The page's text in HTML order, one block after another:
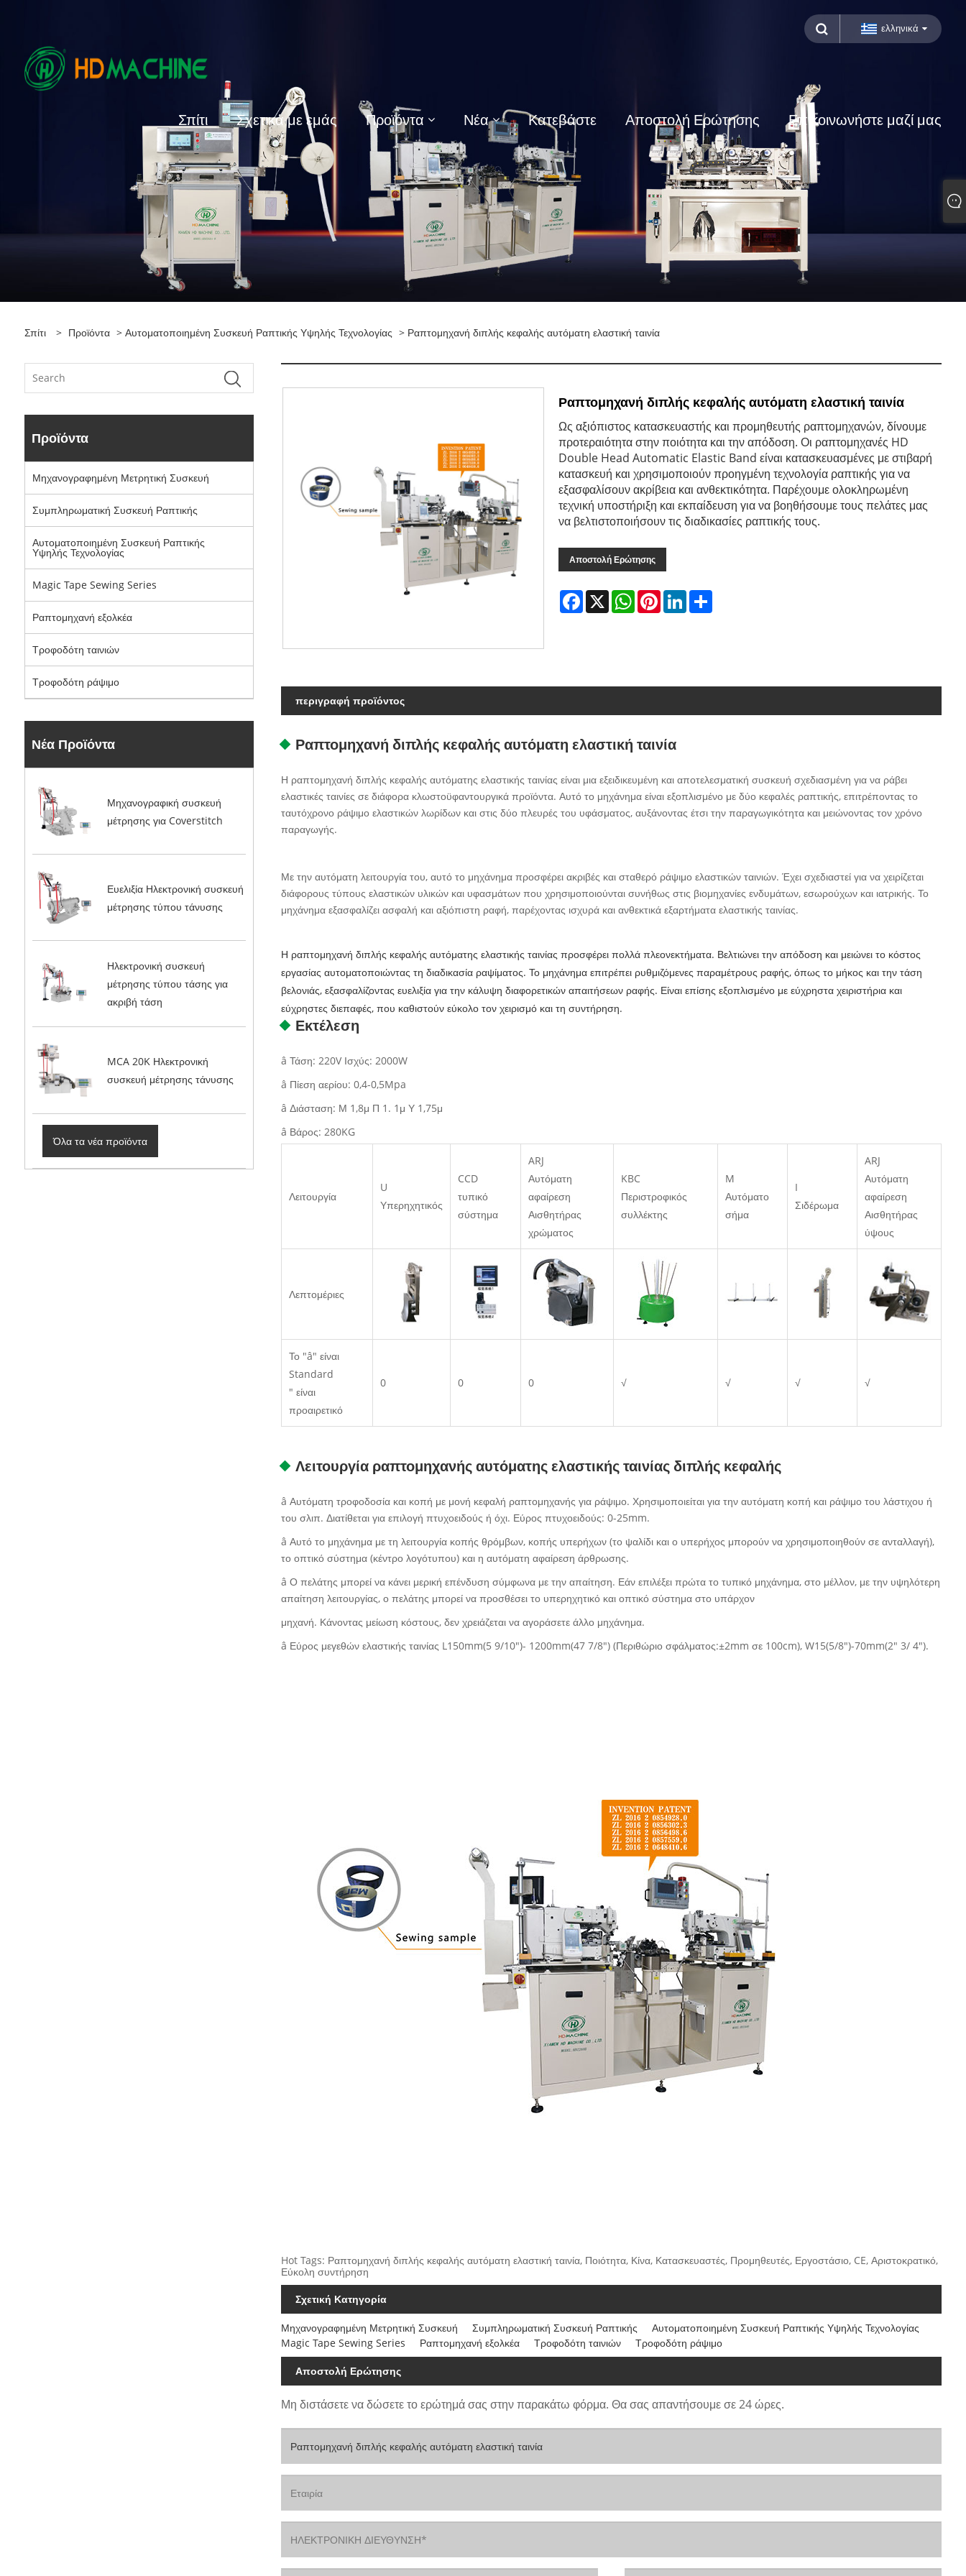
ελληνικά
Σπίτι Σχετικά με εμάς Προϊόντα Νέα Κατεβάστε Αποστολή Ερώτησης Επικοινωνήστε μαζί μας
Σπίτι > Προϊόντα > Αυτοματοποιημένη Συσκευή Ραπτικής Υψηλής Τεχνολογίας > Ραπτομηχανή διπλής κεφαλής αυτόματη ελαστική ταινία
Προϊόντα
Μηχανογραφημένη Μετρητική Συσκευή
Συμπληρωματική Συσκευή Ραπτικής
Αυτοματοποιημένη Συσκευή Ραπτικής
Υψηλής Τεχνολογίας
Magic Tape Sewing Series
Ραπτομηχανή εξολκέα
Τροφοδότη ταινιών
Τροφοδότη ράψιμο
Νέα Προϊόντα
Μηχανογραφική συσκευή
μέτρησης για Coverstitch
Ευελιξία Ηλεκτρονική συσκευή
μέτρησης τύπου τάνυσης
Ηλεκτρονική συσκευή
μέτρησης τύπου τάσης για
ακριβή τάση
MCA 20K Ηλεκτρονική
συσκευή μέτρησης τάνυσης
Όλα τα νέα προϊόντα
Ραπτομηχανή διπλής κεφαλής αυτόματη ελαστική ταινία
Ως αξιόπιστος κατασκευαστής και προμηθευτής ραπτομηχανών, δίνουμε
προτεραιότητα στην ποιότητα και την απόδοση. Οι ραπτομηχανές HD
Double Head Automatic Elastic Band είναι κατασκευασμένες με στιβαρή
κατασκευή και χρησιμοποιούν προηγμένη τεχνολογία ραπτικής για να
εξασφαλίσουν ακρίβεια και ανθεκτικότητα. Παρέχουμε ολοκληρωμένη
τεχνική υποστήριξη και εκπαίδευση για να βοηθήσουμε τους πελάτες μας
να βελτιστοποιήσουν τις διαδικασίες ραπτικής τους.
Αποστολή Ερώτησης
Facebook
X WhatsApp
PinterestLinkedIn
περιγραφή προϊόντος
Ραπτομηχανή διπλής κεφαλής αυτόματη ελαστική ταινία
Η ραπτομηχανή διπλής κεφαλής αυτόματης ελαστικής ταινίας είναι μια εξειδικευμένη και αποτελεσματική συσκευή σχεδιασμένη για να ράβει
ελαστικές ταινίες σε διάφορα κλωστοϋφαντουργικά προϊόντα. Αυτό το μηχάνημα είναι εξοπλισμένο με δύο κεφαλές ραπτικής, επιτρέποντας το
ταυτόχρονο ράψιμο ελαστικών λωρίδων και στις δύο πλευρές του υφάσματος, αυξάνοντας έτσι την παραγωγικότητα και μειώνοντας τον χρόνο
παραγωγής.
Με την αυτόματη λειτουργία του, αυτό το μηχάνημα προσφέρει ακριβές και σταθερό ράψιμο ελαστικών ταινιών. Έχει σχεδιαστεί για να χειρίζεται
διάφορους τύπους ελαστικών υλικών και υφασμάτων που χρησιμοποιούνται συνήθως στις βιομηχανίες ενδυμάτων, εσωρούχων και ιατρικής. Το
μηχάνημα εξασφαλίζει ασφαλή και αξιόπιστη ραφή, παρέχοντας ισχυρά και ανθεκτικά εξαρτήματα ελαστικής ταινίας.
Η ραπτομηχανή διπλής κεφαλής αυτόματης ελαστικής ταινίας προσφέρει πολλά πλεονεκτήματα. Βελτιώνει την απόδοση και μειώνει το κόστος
εργασίας αυτοματοποιώντας τη διαδικασία ραψίματος. Το μηχάνημα επιτρέπει ρυθμιζόμενες παραμέτρους ραφής, όπως το μήκος και την τάση
βελονιάς, εξασφαλίζοντας ευελιξία για την κάλυψη διαφορετικών απαιτήσεων ραφής. Είναι επίσης εξοπλισμένο με εύχρηστα χειριστήρια και
εύχρηστες διεπαφές, που καθιστούν εύκολο τον χειρισμό και τη συντήρηση.
Εκτέλεση
â Τάση: 220V Ισχύς: 2000W
â Πίεση αερίου: 0,4-0,5Mpa
â Διάσταση: Μ 1,8μ Π 1. 1μ Υ 1,75μ
â Βάρος: 280KG
Λειτουργία
U
Υπερηχητικός
CCD
τυπικό
σύστημα
ARJ
Αυτόματη
αφαίρεση
Αισθητήρας
χρώματος
KBC
Περιστροφικός
συλλέκτης
M
Αυτόματο
σήμα
I
Σιδέρωμα
ARJ
Αυτόματη
αφαίρεση
Αισθητήρας
ύψους
Λεπτομέριες
Το "â" είναι
Standard
" είναι
προαιρετικό
0 0 0 √ √ √ √
Λειτουργία ραπτομηχανής αυτόματης ελαστικής ταινίας διπλής κεφαλής
â Αυτόματη τροφοδοσία και κοπή με μονή κεφαλή ραπτομηχανής για ράψιμο. Χρησιμοποιείται για την αυτόματη κοπή και ράψιμο του λάστιχου ή
του σλιπ. Διατίθεται για επιλογή πτυχοειδούς ή όχι. Εύρος πτυχοειδούς: 0-25mm.
â Αυτό το μηχάνημα με τη λειτουργία κοπής θρόμβων, κοπής υπερήχων (το ψαλίδι και ο υπερήχος μπορούν να χρησιμοποιηθούν σε ανταλλαγή),
το οπτικό σύστημα (κέντρο λογότυπου) και η αυτόματη αφαίρεση άρθρωσης.
â Ο πελάτης μπορεί να κάνει μερική επένδυση σύμφωνα με την απαίτηση. Εάν επιλέξει πρώτα το τυπικό μηχάνημα, στο μέλλον, με την υψηλότερη
απαίτηση λειτουργίας, ο πελάτης μπορεί να προσθέσει το υπερηχητικό και οπτικό σύστημα στο υπάρχον
μηχανή. Κάνοντας μείωση κόστους, δεν χρειάζεται να αγοράσετε άλλο μηχάνημα.
â Εύρος μεγεθών ελαστικής ταινίας L150mm(5 9/10")- 1200mm(47 7/8") (Περιθώριο σφάλματος:±2mm σε 100cm), W15(5/8")-70mm(2" 3/ 4").
Hot Tags: Ραπτομηχανή διπλής κεφαλής αυτόματη ελαστική ταινία, Ποιότητα, Κίνα, Κατασκευαστές, Προμηθευτές, Εργοστάσιο, CE, Αριστοκρατικό,
Εύκολη συντήρηση
Σχετική Κατηγορία
Μηχανογραφημένη Μετρητική Συσκευή Συμπληρωματική Συσκευή Ραπτικής
Αυτοματοποιημένη Συσκευή Ραπτικής Υψηλής Τεχνολογίας
Magic Tape Sewing Series
Ραπτομηχανή εξολκέα Τροφοδότη ταινιών Τροφοδότη ράψιμο
Αποστολή Ερώτησης
Μη διστάσετε να δώσετε το ερώτημά σας στην παρακάτω φόρμα. Θα σας απαντήσουμε σε 24 ώρες.